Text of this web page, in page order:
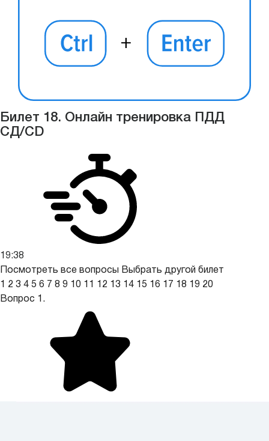
Билет 18. Онлайн тренировка ПДД
СД/CD
19:36
Посмотреть все вопросы
Выбрать другой билет
1
2 3 4 5 6 7 8 9 10 11 12 13 14 15 16 17 18 19 20
Вопрос 1.